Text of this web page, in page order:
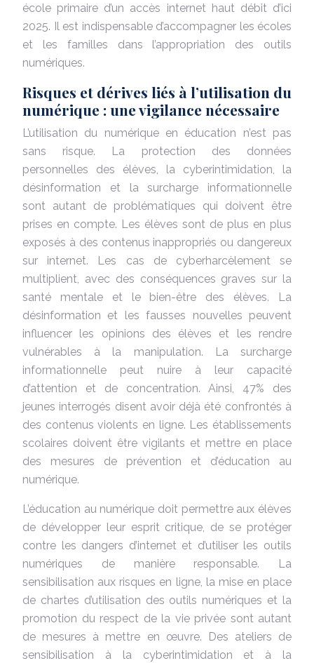
école primaire d’un accès internet haut débit d’ici
2025. Il est indispensable d’accompagner les écoles
et les familles dans l’appropriation des outils
numériques.
Risques et dérives liés à l’utilisation du
numérique : une vigilance nécessaire
L’utilisation du numérique en éducation n’est pas
sans risque. La protection des données
personnelles des élèves, la cyberintimidation, la
désinformation et la surcharge informationnelle
sont autant de problématiques qui doivent être
prises en compte. Les élèves sont de plus en plus
exposés à des contenus inappropriés ou dangereux
sur internet. Les cas de cyberharcèlement se
multiplient, avec des conséquences graves sur la
santé mentale et le bien-être des élèves. La
désinformation et les fausses nouvelles peuvent
influencer les opinions des élèves et les rendre
vulnérables à la manipulation. La surcharge
informationnelle peut nuire à leur capacité
d’attention et de concentration. Ainsi, 47% des
jeunes interrogés disent avoir déjà été confrontés à
des contenus violents en ligne. Les établissements
scolaires doivent être vigilants et mettre en place
des mesures de prévention et d’éducation au
numérique.
L’éducation au numérique doit permettre aux élèves
de développer leur esprit critique, de se protéger
contre les dangers d’internet et d’utiliser les outils
numériques de manière responsable. La
sensibilisation aux risques en ligne, la mise en place
de chartes d’utilisation des outils numériques et la
promotion du respect de la vie privée sont autant
de mesures à mettre en œuvre. Des ateliers de
sensibilisation à la cyberintimidation et à la